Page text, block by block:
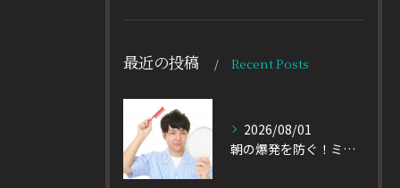
最近の投稿 Recent Posts
2026/08/01
朝の爆発を防ぐ！ミディアムヘアのメンズがパーマをかけるべき理由